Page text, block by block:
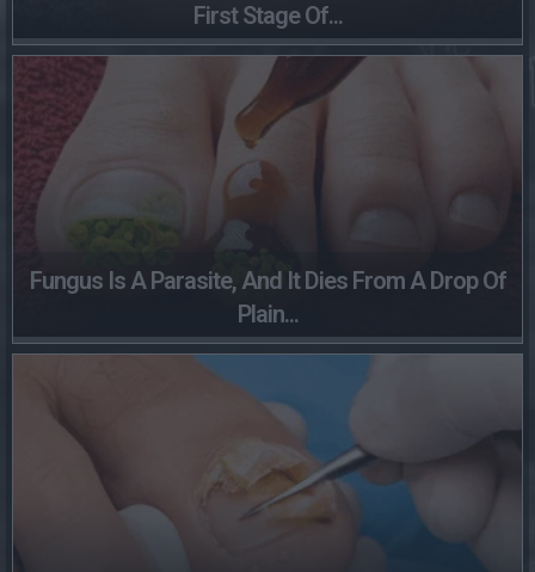
First Stage Of...
Fungus Is A Parasite, And It Dies From A Drop Of
Plain...